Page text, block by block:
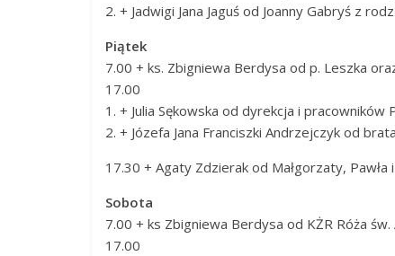
2. + Jadwigi Jana Jaguś od Joanny Gabryś z rodz.
Piątek
7.00 + ks. Zbigniewa Berdysa od p. Leszka
17.00
1. + Julia Sękowska od dyrekcja i
2. + Józefa Jana Franciszki Andrzejczyk od
17.30 + Agaty Zdzierak od Małgorzaty, Pawła
Sobota
7.00 + ks Zbigniewa Berdysa od KŻR Róża św.
17.00